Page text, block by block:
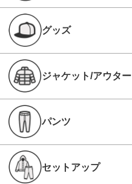
グッズ
ジャケット/アウター
パンツ
セットアップ